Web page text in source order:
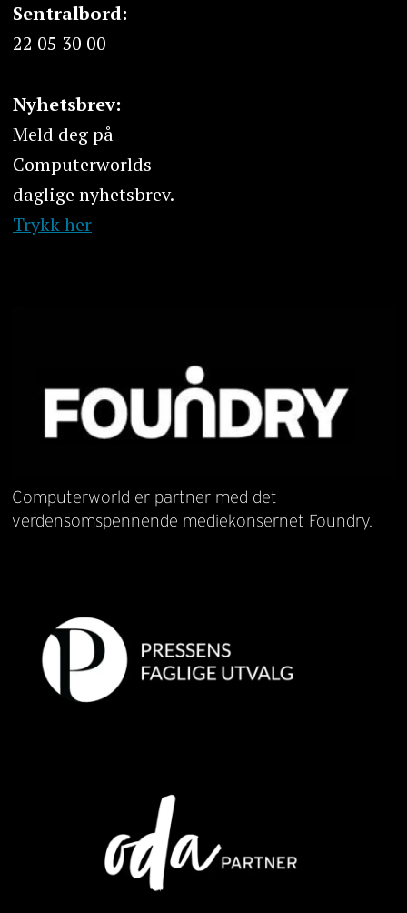
Sentralbord:
22 05 30 00
Nyhetsbrev:
Meld deg på
Computerworlds
daglige nyhetsbrev.
Trykk her
Computerworld er partner med det
verdensomspennende mediekonsernet Foundry.